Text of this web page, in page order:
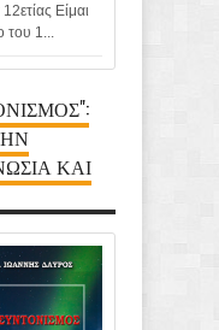
Είμαι
του 1...
ΚΑΙ